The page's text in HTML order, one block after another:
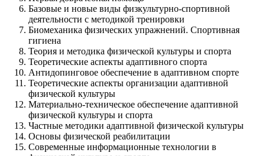
Базовые и новые виды физкультурно-спортивной
деятельности с методикой тренировки
Биомеханика физических упражнений. Спортивная
гигиена
Теория и методика физической культуры и спорта
Теоретические аспекты адаптивного спорта
Антидопинговое обеспечение в адаптивном спорте
Теоретические аспекты организации адаптивной
физической культуры
Материально-техническое обеспечение адаптивной
физической культуры и спорта
Частные методики адаптивной физической культуры
Основы физической реабилитации
Современные информационные технологии в